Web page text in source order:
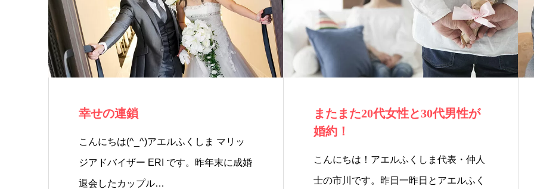
幸せの連鎖
こんにちは(^_^)アエルふくしま マリッ
ジアドバイザー ERI です。昨年末に成婚
退会したカップル…
またまた20代女性と30代男性が
婚約！
こんにちは！アエルふくしま代表・仲人
士の市川です。昨日一昨日とアエルふく